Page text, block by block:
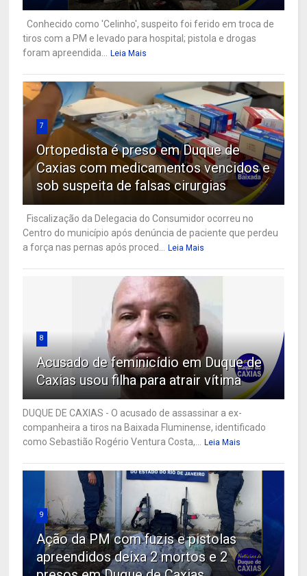
Conhecido como 'Celinho', suspeito foi ferido em troca de
tiros com a PM e levado para hospital; pistola e drogas
foram apreendida...
Leia Mais
7
Ortopedista é preso em Duque de
Caxias com medicamentos vencidos e
sob suspeita de falsas cirurgias
Fiscalização da Delegacia do Consumidor ocorreu no
Centro do município após denúncia de paciente que perdeu
a força nas pernas após proced...
Leia Mais
8
Acusado de feminicídio em Duque de
Caxias usou filha para atrair vítima
DUQUE DE CAXIAS - O acusado de assassinar a ex-
companheira a tiros na Baixada Fluminense, identificado
como Sebastião Rogério Ventura Costa,...
Leia Mais
9
Ação da PM com fuzis e pistolas
apreendidos deixa 2 mortos e 2